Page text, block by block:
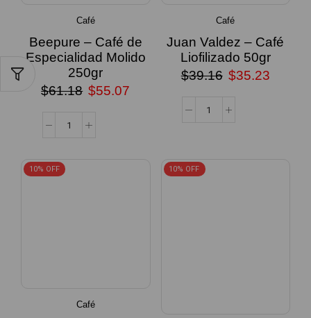
Café
Beepure – Café de
Especialidad Molido
250gr
$61.18 $55.07
Café
Juan Valdez – Café
Liofilizado 50gr
$39.16 $35.23
10% OFF
Café
10% OFF